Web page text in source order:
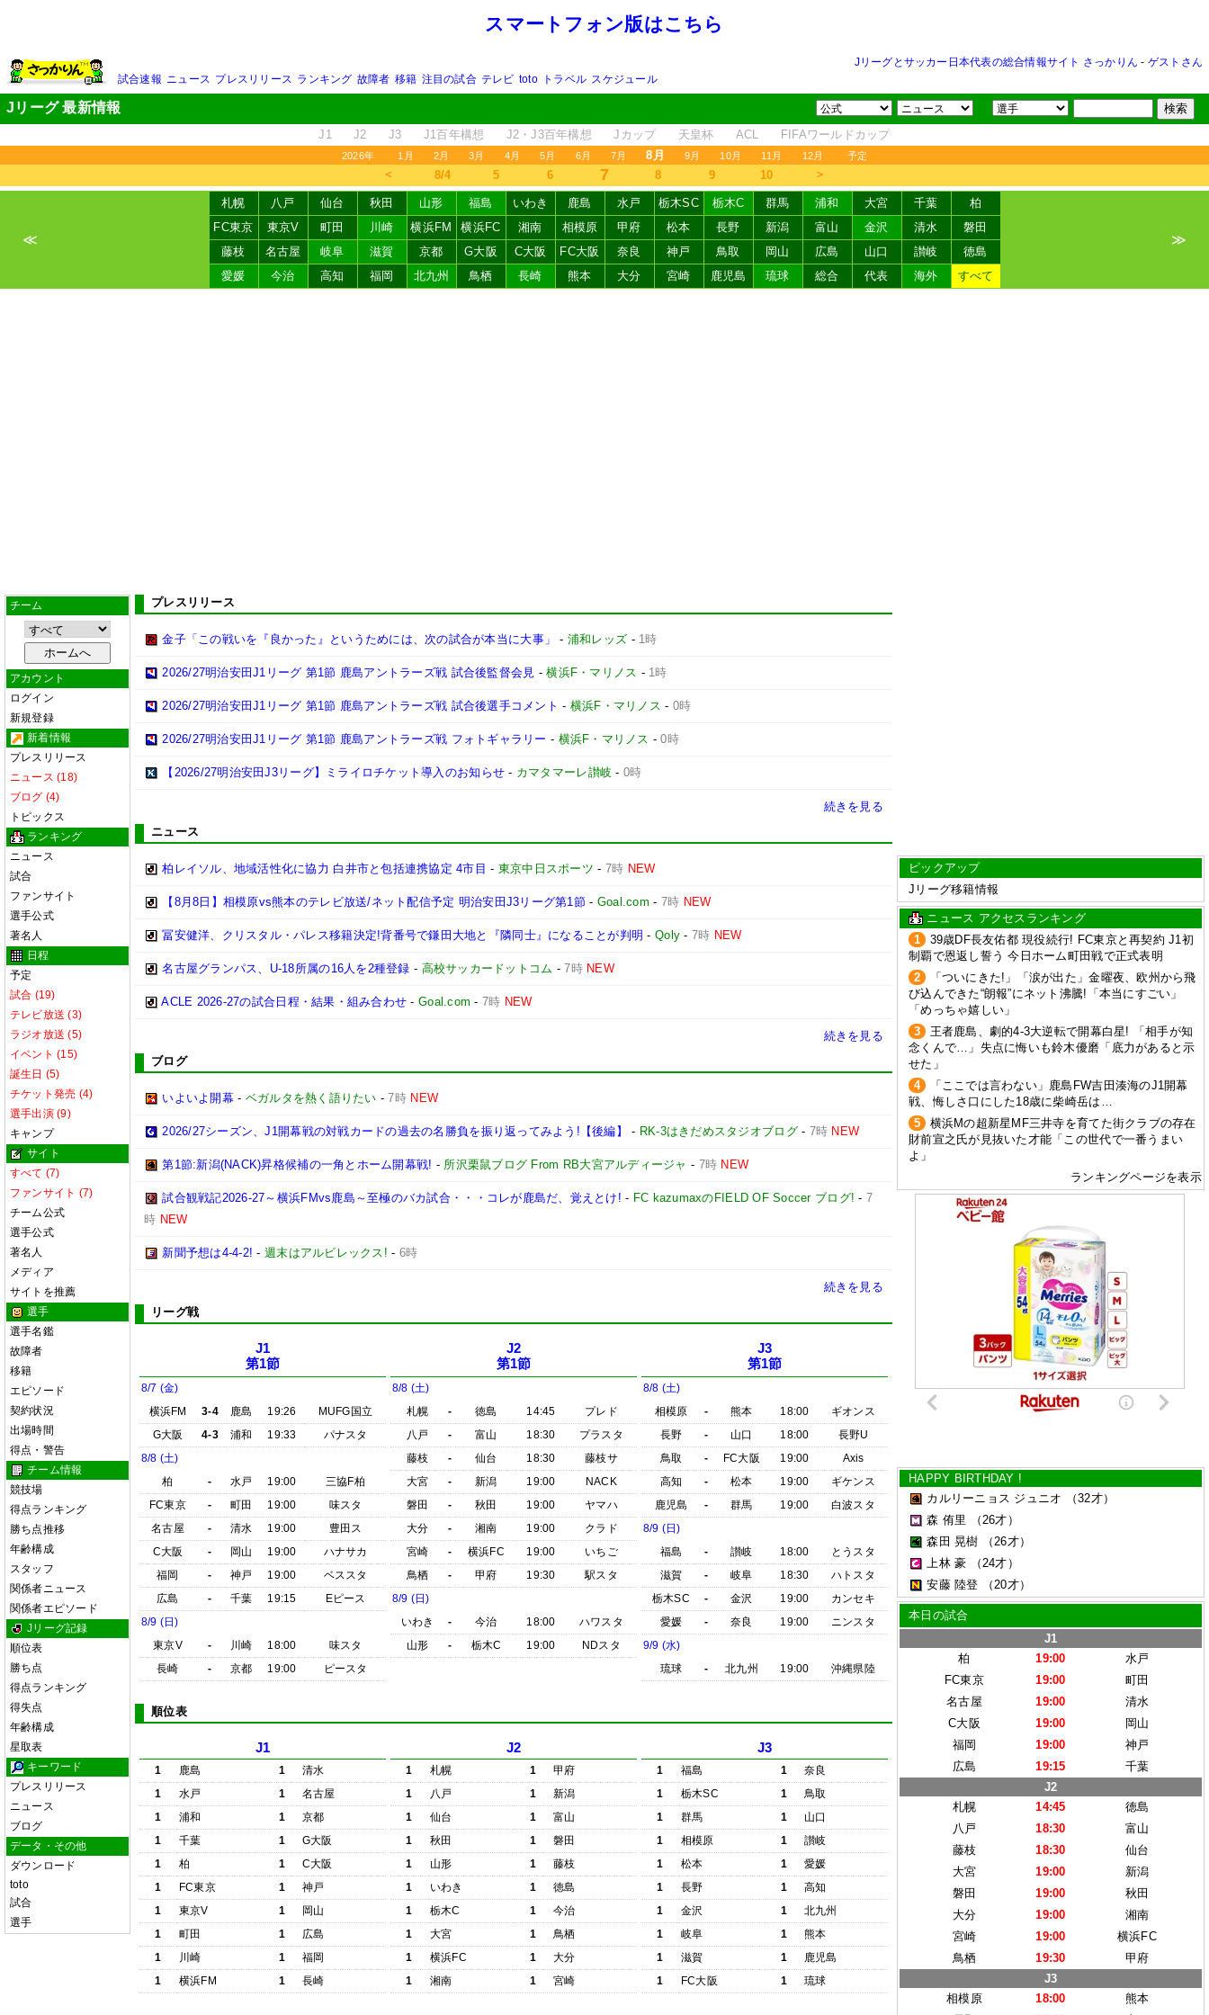
スマートフォン版はこちら
Jリーグとサッカー日本代表の総合情報サイト さっかりん - ゲストさん
試合速報 ニュース プレスリリース ランキング 故障者 移籍 注目の試合 テレビ toto トラベル スケジュール
Jリーグ 最新情報
J1 J2 J3 J1百年構想 J2・J3百年構想 Jカップ 天皇杯 ACL FIFAワールドカップ
2026年 1月 2月 3月 4月 5月 6月 7月 8月 9月 10月 11月 12月 予定
＜ 8/4 5 6 7 8 9 10 ＞
≪
札幌 八戸 仙台 秋田 山形 福島 いわき 鹿島 水戸 栃木SC 栃木C 群馬 浦和 大宮 千葉
柏
FC東京
東京V 町田 川崎 横浜FM 横浜FC 湘南 相模原 甲府 松本 長野 新潟 富山 金沢 清水
磐田
藤枝
名古屋 岐阜 滋賀 京都 G大阪 C大阪 FC大阪 奈良 神戸 鳥取 岡山 広島 山口 讃岐
徳島
愛媛
今治 高知 福岡 北九州 鳥栖 長崎 熊本 大分 宮崎 鹿児島 琉球 総合 代表 海外 すべて
≫
チーム
アカウント
ログイン
新規登録
新着情報
プレスリリース
ニュース (18)
ブログ (4)
トピックス
ランキング
ニュース
試合
ファンサイト
選手公式
著名人
日程
予定
試合 (19)
テレビ放送 (3)
ラジオ放送 (5)
イベント (15)
誕生日 (5)
チケット発売 (4)
選手出演 (9)
キャンプ
サイト
すべて (7)
ファンサイト (7)
チーム公式
選手公式
著名人
メディア
サイトを推薦
選手
選手名鑑
故障者
移籍
エピソード
契約状況
出場時間
得点・警告
チーム情報
競技場
得点ランキング
勝ち点推移
年齢構成
スタッフ
関係者ニュース
関係者エピソード
Jリーグ記録
順位表
勝ち点
得点ランキング
得失点
年齢構成
星取表
キーワード
プレスリリース
ニュース
ブログ
データ・その他
ダウンロード
toto
試合
選手
プレスリリース
金子「この戦いを『良かった』というためには、次の試合が本当に大事」 - 浦和レッズ - 1時
2026/27明治安田J1リーグ 第1節 鹿島アントラーズ戦 試合後監督会見 -横浜F・マリノス - 1時
2026/27明治安田J1リーグ 第1節 鹿島アントラーズ戦 試合後選手コメント - 横浜F・マリノス - 0時
2026/27明治安田J1リーグ 第1節 鹿島アントラーズ戦 フォトギャラリー - 横浜F・マリノス -0時
【2026/27明治安田J3リーグ】ミライロチケット導入のお知らせ - カマタマーレ讃岐 - 0時
続きを見る
ニュース
柏レイソル、地域活性化に協力 白井市と包括連携協定 4市目 - 東京中日スポーツ - 7時 NEW
【8月8日】相模原vs熊本のテレビ放送/ネット配信予定 明治安田J3リーグ第1節 - Goal.com - 7時 NEW
冨安健洋、クリスタル・パレス移籍決定!背番号で鎌田大地と『隣同士』になることが判明 -Qoly - 7時 NEW
名古屋グランパス、U-18所属の16人を2種登録 - 高校サッカードットコム -7時 NEW
ACLE 2026-27の試合日程・結果・組み合わせ -Goal.com - 7時 NEW
続きを見る
ブログ
いよいよ開幕- ベガルタを熱く語りたい -7時 NEW
2026/27シーズン、J1開幕戦の対戦カードの過去の名勝負を振り返ってみよう!【後編】 - RK-3はきだめスタジオブログ- 7時 NEW
第1節:新潟(NACK)昇格候補の一角とホーム開幕戦! - 所沢栗鼠ブログ From RB大宮アルディージャ - 7時 NEW
試合観戦記2026-27～横浜FMvs鹿島～至極のバカ試合・・・コレが鹿島だ、覚えとけ! - FC kazumaxのFIELD OF Soccer ブログ! - 7
時 NEW
新聞予想は4-4-2! -週末はアルビレックス! - 6時
続きを見る
リーグ戦
J1
第1節
8/7 (金)
横浜FM
3-4 鹿島 19:26
MUFG国立
G大阪
4-3 浦和 19:33
パナスタ
8/8 (土)
柏
- 水戸 19:00
三協F柏
FC東京
- 町田 19:00
味スタ
名古屋
- 清水 19:00
豊田ス
C大阪
- 岡山 19:00
ハナサカ
福岡
- 神戸 19:00
ベススタ
広島
- 千葉 19:15
Eピース
8/9 (日)
東京V
- 川崎 18:00
味スタ
長崎
- 京都 19:00 ピースタ
J2
第1節
8/8 (土)
札幌
- 徳島 14:45
プレド
八戸
- 富山 18:30
プラスタ
藤枝
- 仙台 18:30
藤枝サ
大宮
- 新潟 19:00
NACK
磐田
- 秋田 19:00
ヤマハ
大分
- 湘南 19:00
クラド
宮崎
- 横浜FC 19:00
いちご
鳥栖
- 甲府 19:30
駅スタ
8/9 (日)
いわき
- 今治 18:00
ハワスタ
山形
- 栃木C 19:00 NDスタ
J3
第1節
8/8 (土)
相模原
- 熊本 18:00
ギオンス
長野
- 山口 18:00
長野U
鳥取
- FC大阪 19:00
Axis
高知
- 松本 19:00
ギケンス
鹿児島
- 群馬 19:00
白波スタ
8/9 (日)
福島
- 讃岐 18:00
とうスタ
滋賀
- 岐阜 18:30
ハトスタ
栃木SC
- 金沢 19:00
カンセキ
愛媛
- 奈良 19:00
ニンスタ
9/9 (水)
琉球
- 北九州 19:00 沖縄県陸
順位表
J1
1 鹿島 1
清水
1
水戸 1
名古屋
1
浦和 1
京都
1
千葉 1
G大阪
1
柏 1
C大阪
1
FC東京 1
神戸
1
東京V 1
岡山
1
町田 1
広島
1
川崎 1
福岡
1
横浜FM 1 長崎
J2
1 札幌 1
甲府
1
八戸 1
新潟
1
仙台 1
富山
1
秋田 1
磐田
1
山形 1
藤枝
1
いわき 1
徳島
1
栃木C 1
今治
1
大宮 1
鳥栖
1
横浜FC 1
大分
1
湘南 1 宮崎
J3
1 福島 1
奈良
1
栃木SC 1
鳥取
1
群馬 1
山口
1
相模原 1
讃岐
1
松本 1
愛媛
1
長野 1
高知
1
金沢 1
北九州
1
岐阜 1
熊本
1
滋賀 1
鹿児島
1
FC大阪 1 琉球
ピックアップ
Jリーグ移籍情報
ニュース アクセスランキング
1
39歳DF長友佑都 現役続行! FC東京と再契約 J1初
制覇で恩返し誓う 今日ホーム町田戦で正式表明
2
「ついにきた!」「涙が出た」金曜夜、欧州から飛
び込んできた“朗報”にネット沸騰!「本当にすごい」
「めっちゃ嬉しい」
3
王者鹿島、劇的4-3大逆転で開幕白星! 「相手が知
念くんで…」失点に悔いも鈴木優磨「底力があると示
せた」
4
「ここでは言わない」鹿島FW吉田湊海のJ1開幕
戦、悔しさ口にした18歳に柴崎岳は…
5
横浜Mの超新星MF三井寺を育てた街クラブの存在
財前宣之氏が見抜いた才能「この世代で一番うまい
よ」
ランキングページを表示
HAPPY BIRTHDAY !
カルリーニョス ジュニオ
（32才）
森 侑里
（26才）
森田 晃樹
（26才）
上林 豪
（24才）
安藤 陸登
（20才）
本日の試合
J1
柏
19:00
水戸
FC東京
19:00
町田
名古屋
19:00
清水
C大阪
19:00
岡山
福岡
19:00
神戸
広島
19:15
千葉
J2
札幌
14:45
徳島
八戸
18:30
富山
藤枝
18:30
仙台
大宮
19:00
新潟
磐田
19:00
秋田
大分
19:00
湘南
宮崎
19:00
横浜FC
鳥栖
19:30
甲府
J3
相模原
18:00
熊本